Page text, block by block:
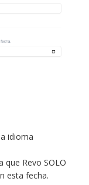
idioma
que Revo SOLO
esta fecha.